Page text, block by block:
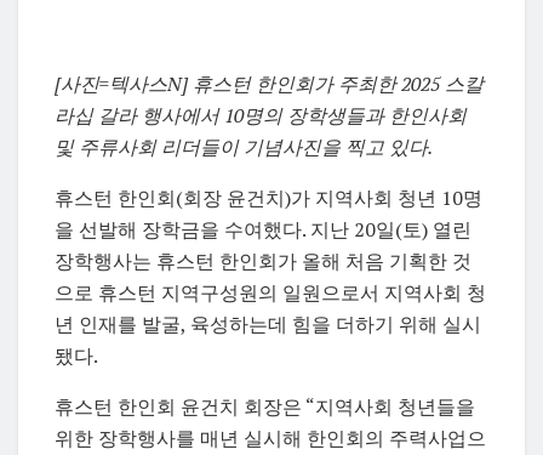
[사진=텍사스N] 휴스턴 한인회가 주최한 2025 스칼
라십 갈라 행사에서 10명의 장학생들과 한인사회
및 주류사회 리더들이 기념사진을 찍고 있다.
휴스턴 한인회(회장 윤건치)가 지역사회 청년 10명
을 선발해 장학금을 수여했다. 지난 20일(토) 열린
장학행사는 휴스턴 한인회가 올해 처음 기획한 것
으로 휴스턴 지역구성원의 일원으로서 지역사회 청
년 인재를 발굴, 육성하는데 힘을 더하기 위해 실시
됐다.
휴스턴 한인회 윤건치 회장은 “지역사회 청년들을
위한 장학행사를 매년 실시해 한인회의 주력사업으